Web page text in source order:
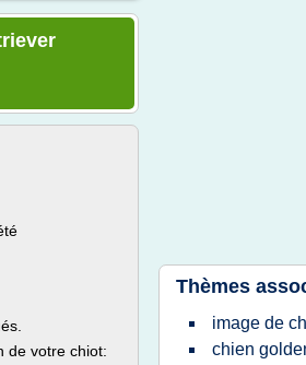
de votre chiot:
Thèmes
image de
chien